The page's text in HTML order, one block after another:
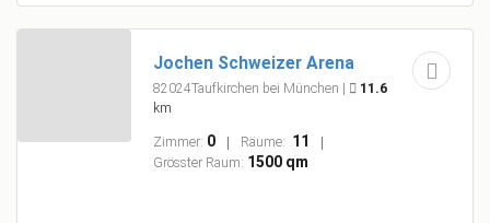
Jochen Schweizer Arena
82024Taufkirchen bei München |
11.6
km
Zimmer: 0 Räume: 11
Grösster Raum: 1500 qm